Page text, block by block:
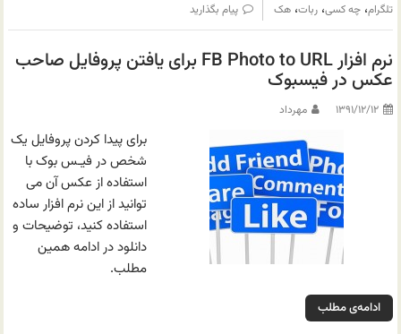
تلگرام،چه کسی،ربات،هک پیام بگذارید
نرم افزار FB Photo to URL برای یافتن پروفایل صاحب
عکس در فیسبوک
۱۳۹۱/۱۲/۱۲ مهرداد
برای پیدا کردن پروفایل یک
شخص در فیـس بوک با
استفاده از عکس آن می
توانید از این نرم افزار ساده
استفاده کنید، توضیحات و
دانلود در ادامه همین
مطلب.
ادامه‌ی مطلب